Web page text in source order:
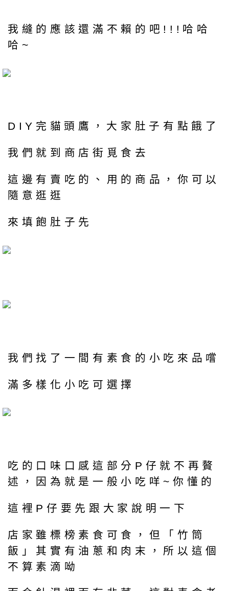
我縫的應該還滿不賴的吧!!!哈哈
哈~
DIY完貓頭鷹，大家肚子有點餓了
我們就到商店街覓食去
這邊有賣吃的、用的商品，你可以
隨意逛逛
來填飽肚子先
我們找了一間有素食的小吃來品嚐
滿多樣化小吃可選擇
吃的口味口感這部分P仔就不再贅
述，因為就是一般小吃咩~你懂的
這裡P仔要先跟大家說明一下
店家雖標榜素食可食，但「竹筒
飯」其實有油蔥和肉末，所以這個
不算素滴呦